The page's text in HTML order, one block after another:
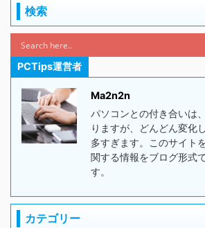
検索
PCTips運営者
Ma2n2n
パソコンとの付き合いは
りますが、どんどん変化
多すぎます。このサイト
関する情報をブログ形式
す。
カテゴリー